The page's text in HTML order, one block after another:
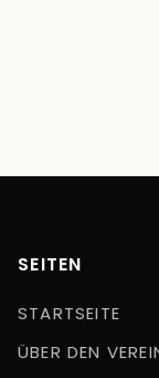
SEITEN
STARTSEITE
ÜBER DEN